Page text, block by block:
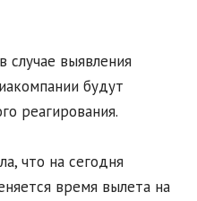
случае выявления
будут
реагирования.
что на сегодня
время вылета на